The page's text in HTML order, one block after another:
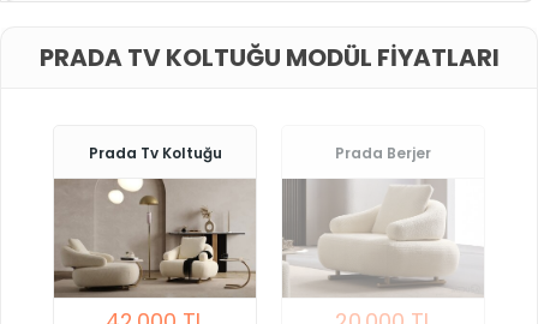
PRADA TV KOLTUĞU MODÜL FIYATLARI
Prada Tv Koltuğu Prada Berjer